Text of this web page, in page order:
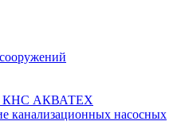
КНС АКВАТЕХ
канализационных насосных